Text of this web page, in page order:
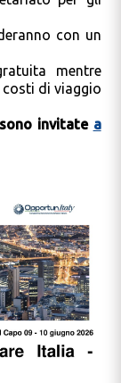
con un
mentre
costi di viaggio
invitate a